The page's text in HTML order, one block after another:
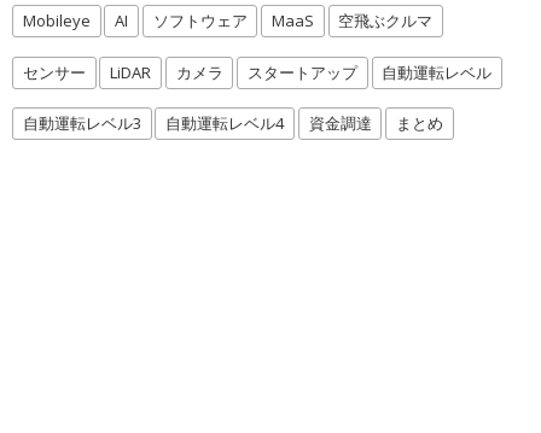
Mobileye AI ソフトウェア MaaS 空飛ぶクルマ
センサー LiDAR カメラ スタートアップ 自動運転レベル
自動運転レベル3 自動運転レベル4 資金調達 まとめ